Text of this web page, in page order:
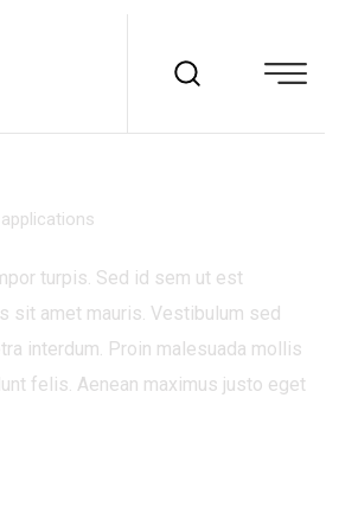
turpis. Sed id sem ut est
sit amet mauris. Vestibulum sed
interdum. Proin malesuada mollis
felis. Aenean maximus justo eget